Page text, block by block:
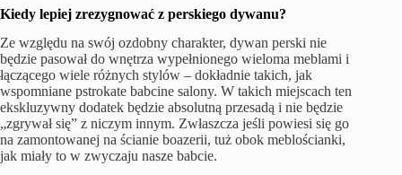
Kiedy lepiej zrezygnować z perskiego dywanu?
Ze względu na swój ozdobny charakter, dywan perski nie
będzie pasował do wnętrza wypełnionego wieloma meblami i
łączącego wiele różnych stylów – dokładnie takich, jak
wspomniane pstrokate babcine salony. W takich miejscach ten
ekskluzywny dodatek będzie absolutną przesadą i nie będzie
„zgrywał się” z niczym innym. Zwłaszcza jeśli powiesi się go
na zamontowanej na ścianie boazerii, tuż obok meblościanki,
jak miały to w zwyczaju nasze babcie.